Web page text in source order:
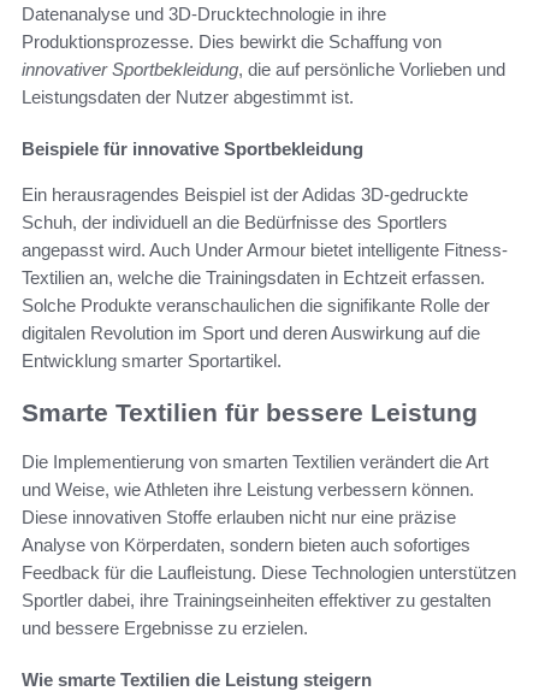
Datenanalyse und 3D-Drucktechnologie in ihre
Produktionsprozesse. Dies bewirkt die Schaffung von
innovativer Sportbekleidung, die auf persönliche Vorlieben und
Leistungsdaten der Nutzer abgestimmt ist.
Beispiele für innovative Sportbekleidung
Ein herausragendes Beispiel ist der Adidas 3D-gedruckte
Schuh, der individuell an die Bedürfnisse des Sportlers
angepasst wird. Auch Under Armour bietet intelligente Fitness-
Textilien an, welche die Trainingsdaten in Echtzeit erfassen.
Solche Produkte veranschaulichen die signifikante Rolle der
digitalen Revolution im Sport und deren Auswirkung auf die
Entwicklung smarter Sportartikel.
Smarte Textilien für bessere Leistung
Die Implementierung von smarten Textilien verändert die Art
und Weise, wie Athleten ihre Leistung verbessern können.
Diese innovativen Stoffe erlauben nicht nur eine präzise
Analyse von Körperdaten, sondern bieten auch sofortiges
Feedback für die Laufleistung. Diese Technologien unterstützen
Sportler dabei, ihre Trainingseinheiten effektiver zu gestalten
und bessere Ergebnisse zu erzielen.
Wie smarte Textilien die Leistung steigern